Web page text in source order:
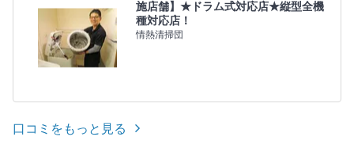
施店舗】★ドラム式対応店★縦型全機
種対応店！
情熱清掃団
口コミをもっと見る